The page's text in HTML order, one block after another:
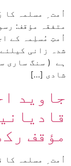
اُمت ِ مسلمہ کا
متفقہ مؤقف:
اُمتِ مُسلِمہ کے
شدہ زانی
ہے ( سنگ ساری
شادی […]
جاوید
مؤقف
اُمت ِ مسلمہ کا